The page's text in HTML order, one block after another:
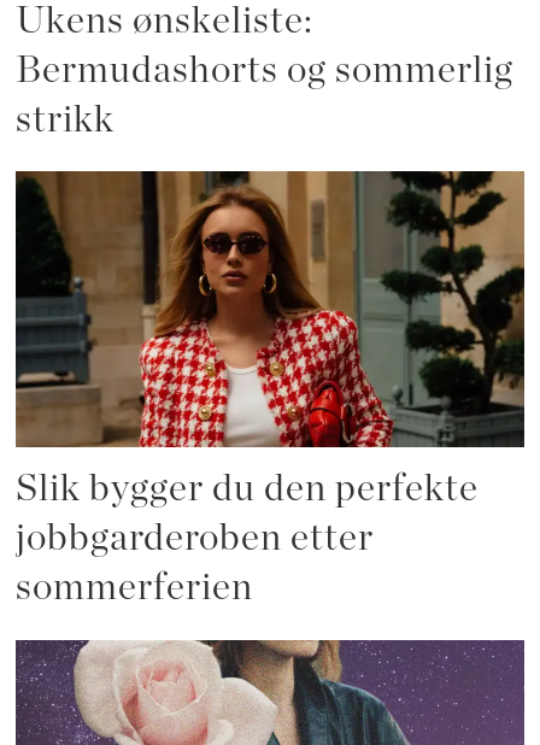
Ukens ønskeliste:
Bermudashorts og sommerlig
strikk
Slik bygger du den perfekte
jobbgarderoben etter
sommerferien